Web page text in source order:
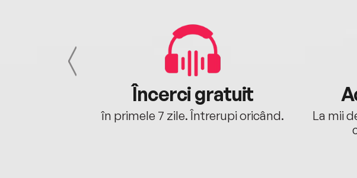
Încerci gratuit
în primele 7 zile. Întrerupi oricând.
La mii